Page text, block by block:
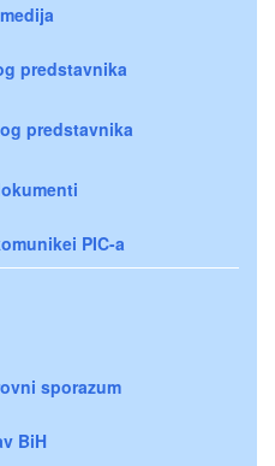
predstavnika
predstavnika
PIC-a
sporazum
BiH